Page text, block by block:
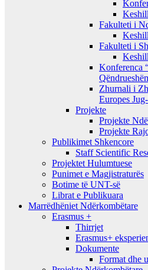
Fakulteti i
Fakulteti i
Konferenca
Zhurnali i
Europes
Projekte
Projekte
Projekte
Publikimet Shkencore
Staff Scientific
Projektet Hulumtuese
Punimet e Magjistraturës
Botime të UNT-së
Librat e Publikuara
Marrëdhëniet Ndërkombëtare
Erasmus +
Thirrjet
Erasmus+
Dokumente
Format dhe